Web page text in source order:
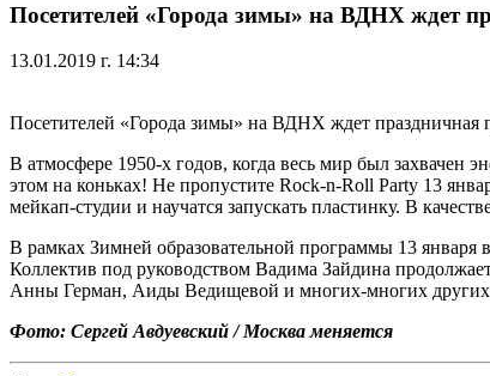
Посетителей «Города зимы» на ВДНХ ждет
13.01.2019 г. 14:34
Посетителей «Города зимы» на ВДНХ ждет
В атмосфере 1950-х годов, когда весь мир был захвачен
этом на коньках! Не пропустите Rock-n-Roll Party 13
мейкап-студии и научатся запускать пластинку. В
В рамках Зимней образовательной программы 13 января
Коллектив под руководством Вадима Зайдина
Анны Герман, Аиды Ведищевой и многих-многих других
Фото: Сергей Авдуевский / Москва меняется